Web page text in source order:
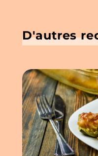
D'autres